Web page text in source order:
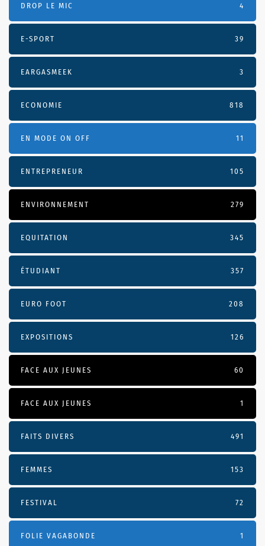
DROP LE MIC 4
E-SPORT 39
EARGASMEEK 3
ECONOMIE 818
EN MODE ON OFF 11
ENTREPRENEUR 105
ENVIRONNEMENT 279
EQUITATION 345
ÉTUDIANT 357
EURO FOOT 208
EXPOSITIONS 126
FACE AUX JEUNES 60
FACE AUX JEUNES 1
FAITS DIVERS 491
FEMMES 153
FESTIVAL 72
FOLIE VAGABONDE 1